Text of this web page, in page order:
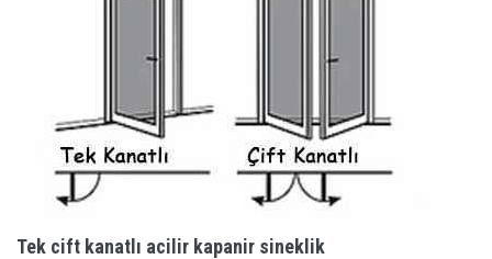
Tek cift kanatlı acilir kapanir sineklik